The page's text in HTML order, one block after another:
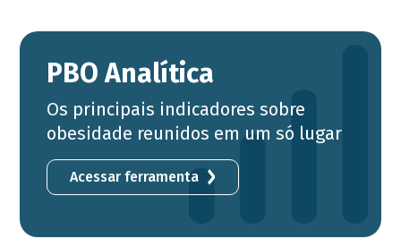
PBO Analítica
Os principais indicadores sobre
obesidade reunidos em um só lugar
Acessar ferramenta